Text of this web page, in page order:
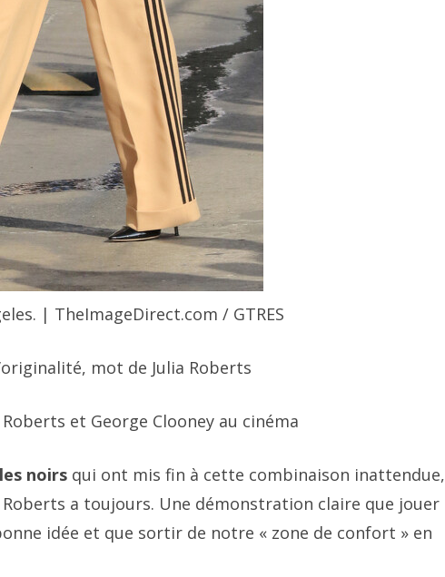
| TheImageDirect.com / GTRES
mot de Julia Roberts
et George Clooney au cinéma
noirs qui ont mis fin à cette combinaison inattendue,
a toujours. Une démonstration claire que jouer
idée et que sortir de notre « zone de confort » en